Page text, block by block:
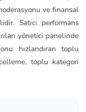
ve finansal
Satıcı performans
yönetici panelinde
hızlandıran toplu
toplu kategori